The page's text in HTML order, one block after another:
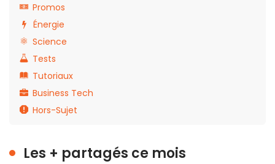
Promos
Énergie
Science
Tests
Tutoriaux
Business Tech
Hors-Sujet
Les + partagés ce mois